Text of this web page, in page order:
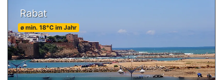
Rabat
ø min. 18°C im Jahr